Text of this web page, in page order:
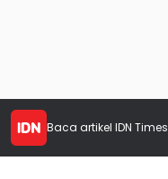
Baca artikel IDN Times